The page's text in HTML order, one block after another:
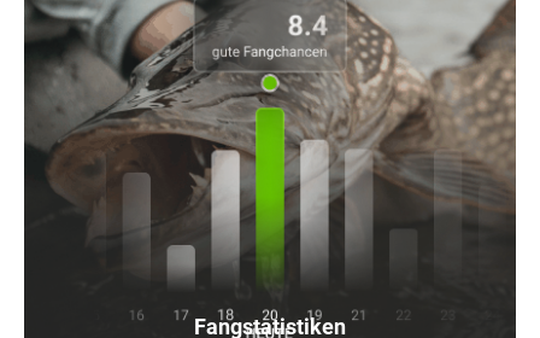
Fangstatistiken